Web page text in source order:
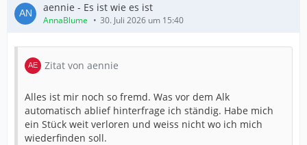
aennie - Es ist wie es ist
AnnaBlume 30. Juli 2026 um 15:40
Zitat von aennie
Alles ist mir noch so fremd. Was vor dem Alk
automatisch ablief hinterfrage ich ständig. Habe mich
ein Stück weit verloren und weiss nicht wo ich mich
wiederfinden soll.